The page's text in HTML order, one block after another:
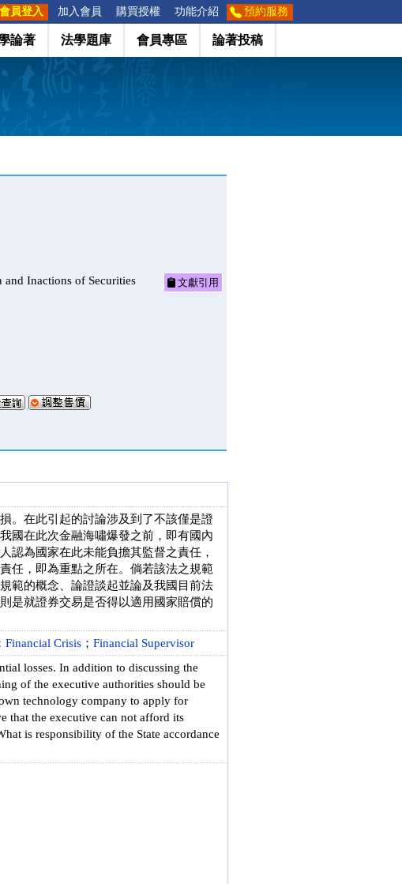
會員登入 加入會員 購買授權 功能介紹 預約服務
論著 法學題庫 會員專區 論著投稿
Inactions of Securities
文獻引用
。在此引起的討論涉及到了不該僅是證
國在此次金融海嘯爆發之前，即有國內
認為國家在此未能負擔其監督之責任，
任，即為重點之所在。倘若該法之規範
範的概念、論證談起並論及我國目前法
是就證券交易是否得以適用國家賠償的
Financial Crisis ； Financial Supervisor
losses. In addition to discussing the
of the executive authorities should be
technology company to apply for
that the executive can not afford its
is responsibility of the State accordance